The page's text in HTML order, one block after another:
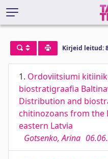
Kirjeid leitud:
1. Ordoviitsiumi
biostratigraafia
Distribution and
chitinozoans from the
eastern Latvia
Gotsenko, Arina